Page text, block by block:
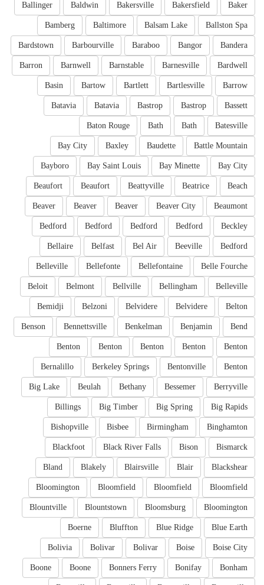
Baker
Bakersfield
Bakersville
Baldwin
Ballinger
Ballston Spa
Balsam Lake
Baltimore
Bamberg
Bandera
Bangor
Baraboo
Barbourville
Bardstown
Bardwell
Barnesville
Barnstable
Barnwell
Barron
Barrow
Bartlesville
Bartlett
Bartow
Basin
Bassett
Bastrop
Bastrop
Batavia
Batavia
Batesville
Bath
Bath
Baton Rouge
Battle Mountain
Baudette
Baxley
Bay City
Bay City
Bay Minette
Bay Saint Louis
Bayboro
Beach
Beatrice
Beattyville
Beaufort
Beaufort
Beaumont
Beaver City
Beaver
Beaver
Beaver
Beckley
Bedford
Bedford
Bedford
Bedford
Bedford
Beeville
Bel Air
Belfast
Bellaire
Belle Fourche
Bellefontaine
Bellefonte
Belleville
Belleville
Bellingham
Bellville
Belmont
Beloit
Belton
Belvidere
Belvidere
Belzoni
Bemidji
Bend
Benjamin
Benkelman
Bennettsville
Benson
Benton
Benton
Benton
Benton
Benton
Benton
Bentonville
Berkeley Springs
Bernalillo
Berryville
Bessemer
Bethany
Beulah
Big Lake
Big Rapids
Big Spring
Big Timber
Billings
Binghamton
Birmingham
Bisbee
Bishopville
Bismarck
Bison
Black River Falls
Blackfoot
Blackshear
Blair
Blairsville
Blakely
Bland
Bloomfield
Bloomfield
Bloomfield
Bloomington
Bloomington
Bloomsburg
Blountstown
Blountville
Blue Earth
Blue Ridge
Bluffton
Boerne
Boise City
Boise
Bolivar
Bolivar
Bolivia
Bonham
Bonifay
Bonners Ferry
Boone
Boone